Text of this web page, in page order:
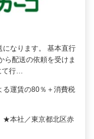
になります。 基本直行
ら配送の依頼を受けま
行…
る運賃の80％＋消費税
★本社／東京都北区赤